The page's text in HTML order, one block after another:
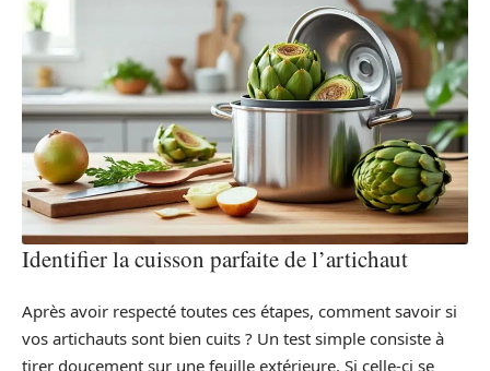
Identifier la cuisson parfaite de l’artichaut
Après avoir respecté toutes ces étapes, comment savoir si
vos artichauts sont bien cuits ? Un test simple consiste à
tirer doucement sur une feuille extérieure. Si celle-ci se